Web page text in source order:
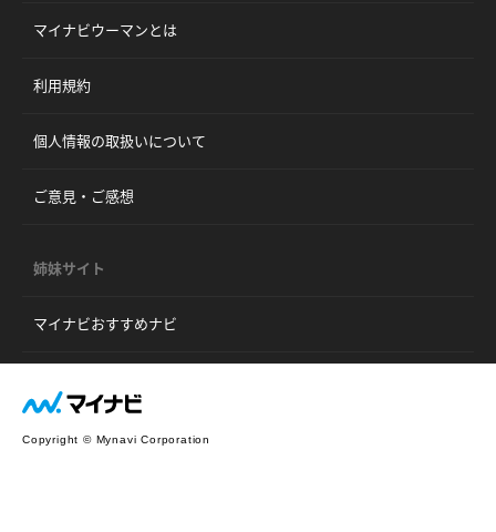
マイナビウーマンとは
利用規約
個人情報の取扱いについて
ご意見・ご感想
姉妹サイト
マイナビおすすめナビ
Copyright © Mynavi Corporation